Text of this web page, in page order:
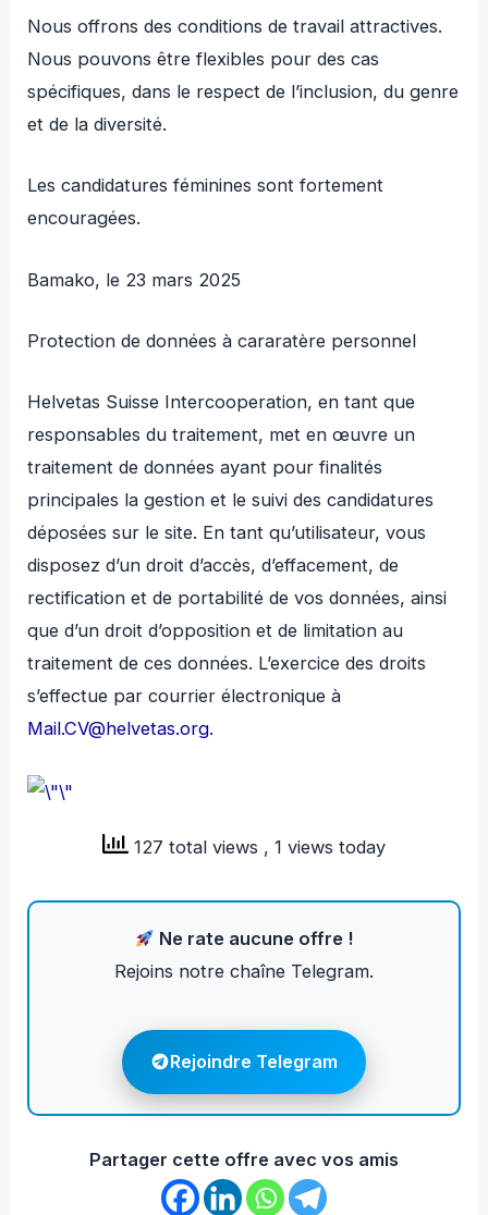
Nous offrons des conditions de travail attractives.
Nous pouvons être flexibles pour des cas
spécifiques, dans le respect de l’inclusion, du genre
et de la diversité.
Les candidatures féminines sont fortement
encouragées.
Bamako, le 23 mars 2025
Protection de données à cararatère personnel
Helvetas Suisse Intercooperation, en tant que
responsables du traitement, met en œuvre un
traitement de données ayant pour finalités
principales la gestion et le suivi des candidatures
déposées sur le site. En tant qu’utilisateur, vous
disposez d’un droit d’accès, d’effacement, de
rectification et de portabilité de vos données, ainsi
que d’un droit d’opposition et de limitation au
traitement de ces données. L’exercice des droits
s’effectue par courrier électronique à
Mail.CV@helvetas.org.
127 total views , 1 views today
Ne rate aucune offre !
Rejoins notre chaîne Telegram.
Rejoindre Telegram
Partager cette offre avec vos amis